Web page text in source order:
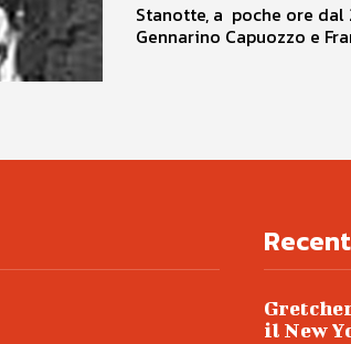
Stanotte, a poche ore dal
Gennarino Capuozzo e
il New